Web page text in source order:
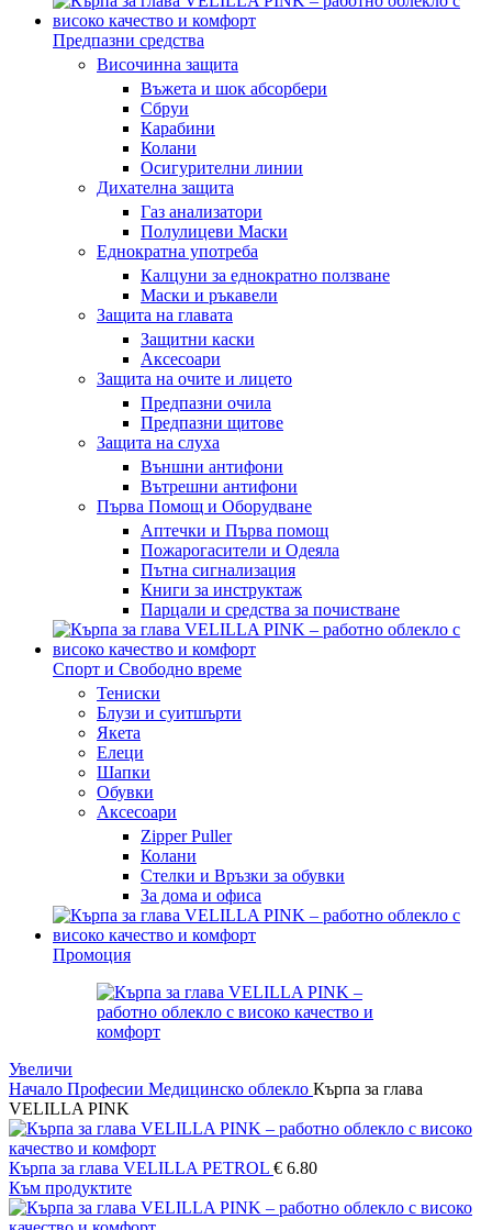
Предпазни средства
Височинна защита
Въжета и шок абсорбери
Сбруи
Карабини
Колани
Осигурителни линии
Дихателна защита
Газ анализатори
Полулицеви Маски
Еднократна употреба
Калцуни за еднократно ползване
Маски и ръкавели
Защита на главата
Защитни каски
Аксесоари
Защита на очите и лицето
Предпазни очила
Предпазни щитове
Защита на слуха
Външни антифони
Вътрешни антифони
Първа Помощ и Оборудване
Аптечки и Първа помощ
Пожарогасители и Одеяла
Пътна сигнализация
Книги за инструктаж
Парцали и средства за почистване
Спорт и Свободно време
Тениски
Блузи и суитшърти
Якета
Елеци
Шапки
Обувки
Аксесоари
Zipper Puller
Колани
Стелки и Връзки за обувки
За дома и офиса
Промоция
Увеличи
Начало Професии Медицинско облекло Кърпа за глава
VELILLA PINK
Кърпа за глава VELILLA PETROL € 6.80
Към продуктите